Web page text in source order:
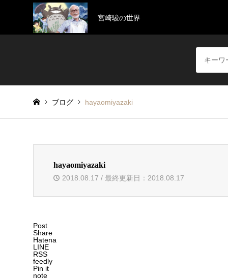
宮崎駿の世界
ブログ hayaomiyazaki
hayaomiyazaki
2018.08.17 / 最終更新日：2018.08.17
Post
Share
Hatena
LINE
RSS
feedly
Pin it
note